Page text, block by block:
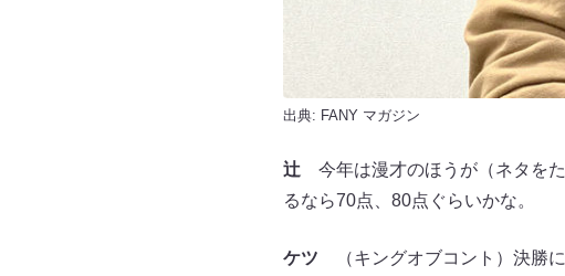
出典: FANY マガジン
辻今年は漫才のほうが（ネタをた
るなら70点、80点ぐらいかな。
ケツ （キングオブコント）決勝